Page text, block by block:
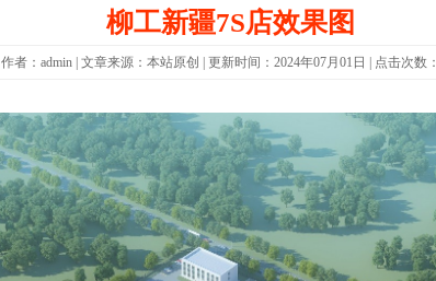
柳工新疆7S店效果图
作者：admin | 文章来源：本站原创 | 更新时间：2024年07月01日 | 点击次数：